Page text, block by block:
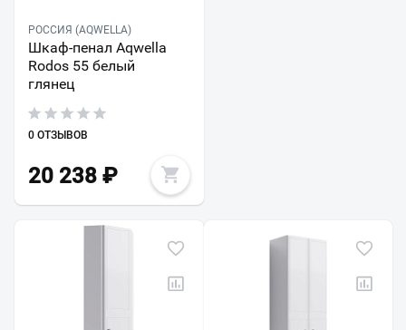
РОССИЯ (AQWELLA)
Шкаф-пенал Aqwella
Rodos 55 белый
глянец
0 ОТЗЫВОВ
20 238 ₽